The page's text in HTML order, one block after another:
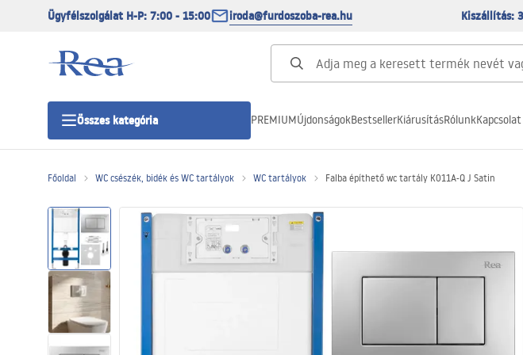
Ügyfélszolgálat H-P: 7:00 - 15:00 iroda@furdoszoba-rea.hu Kiszállítás:
Összes kategória
Zuhanyajtó
Zuhanytálcák
Zuhanylefolyók
PREMIUMÚjdonságokBestsellerKiárusításRólunkKapcsolat
Főoldal WC csészék, bidék és WC tartályok WC tartályok Falba építhető wc tartály K011A-Q J Satin